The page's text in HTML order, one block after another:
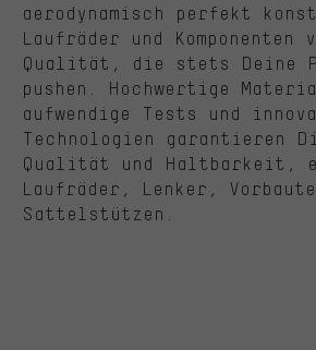
aerodynamisch perfekt
Laufräder und Komponenten
Qualität, die stets Deine
pushen. Hochwertige
aufwendige Tests und
Technologien garantieren
Qualität und Haltbarkeit,
Laufräder, Lenker,
Sattelstützen.